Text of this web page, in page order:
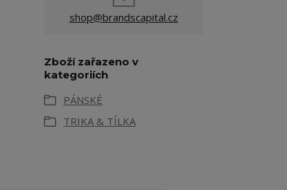
shop@brandscapital.cz
Zboží zařazeno v
kategoriích
PÁNSKÉ
TRIKA & TÍLKA